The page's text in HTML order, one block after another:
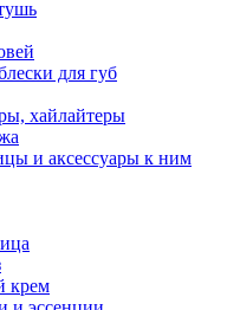
для губ
хайлайтеры
и аксессуары к ним
крем